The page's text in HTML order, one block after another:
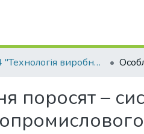
204 "Технологія виробництва і переробки продукції тваринництва" - Магістри 2021-2022
поросят –